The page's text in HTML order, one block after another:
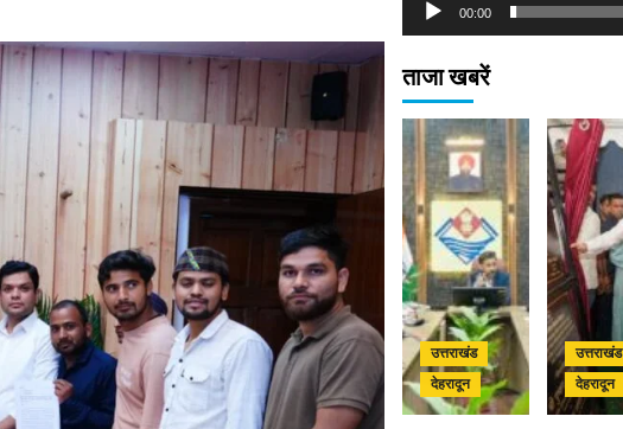
00:00
ताजा खबरें
उत्तराखंड
देहरादून
उत्तराखंड
देहरादून